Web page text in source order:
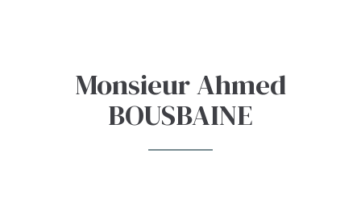
Monsieur Ahmed
BOUSBAINE